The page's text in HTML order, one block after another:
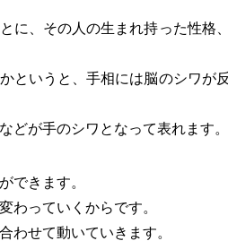
に、その人の生まれ持った性格
というと、手相には脳のシワが
どが手のシワとなって表れます。
できます。
わっていくからです。
わせて動いていきます。